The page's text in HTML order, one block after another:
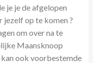
je je de afgelopen
jezelf op te komen ?
om over na te
Maansknoop
ook voorbestemde